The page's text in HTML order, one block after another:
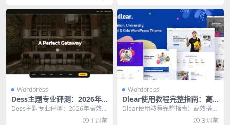
Wordpress
Dess主题专业评测：2026年
高效建站的终极选择指南
Dess主题专业评测：2026年高效建
站的终极选择指南 WordPress主题
1 周前
Wordpress
Dlear使用教程完整指南：高
效搭建教育网站的终极方案
Dlear使用教程完整指南：高效搭建
教育网站的终极方案 我接触Dlear
3 周前